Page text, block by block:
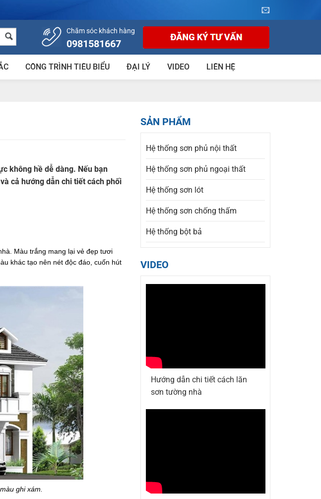
Chăm sóc khách hàng
0981581667
CÔNG TRÌNH TIÊU BIỂU ĐẠI LÝ VIDEO LIÊN HỆ
không hề dễ dàng. Nếu bạn
cả hướng dẫn chi tiết cách phối
Màu trắng mang lại vẻ đẹp tươi
khác tạo nên nét độc đáo, cuốn hút
ghi xám.
SẢN PHẨM
Hệ thống sơn phủ nội thất
Hệ thống sơn phủ ngoại thất
Hệ thống sơn lót
Hệ thống sơn chống thấm
Hệ thống bột bả
VIDEO
Hướng dẫn chi tiết cách lăn
sơn tường nhà